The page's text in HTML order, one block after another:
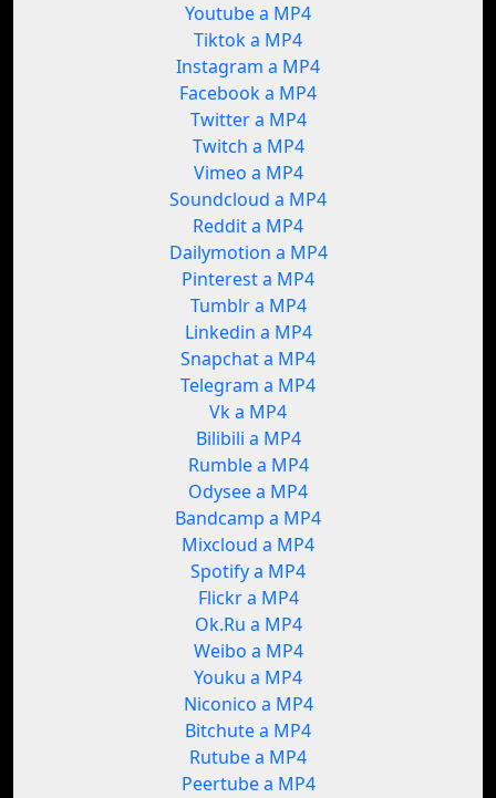
Youtube a MP4
Tiktok a MP4
Instagram a MP4
Facebook a MP4
Twitter a MP4
Twitch a MP4
Vimeo a MP4
Soundcloud a MP4
Reddit a MP4
Dailymotion a MP4
Pinterest a MP4
Tumblr a MP4
Linkedin a MP4
Snapchat a MP4
Telegram a MP4
Vk a MP4
Bilibili a MP4
Rumble a MP4
Odysee a MP4
Bandcamp a MP4
Mixcloud a MP4
Spotify a MP4
Flickr a MP4
Ok.Ru a MP4
Weibo a MP4
Youku a MP4
Niconico a MP4
Bitchute a MP4
Rutube a MP4
Peertube a MP4